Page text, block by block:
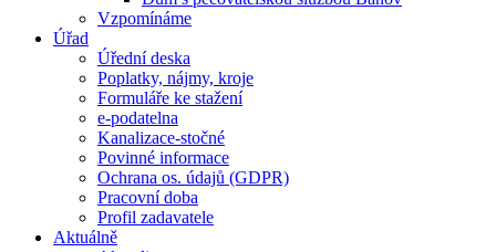
Vzpomínáme
Úřad
Úřední deska
Poplatky, nájmy, kroje
Formuláře ke stažení
e-podatelna
Kanalizace-stočné
Povinné informace
Ochrana os. údajů (GDPR)
Pracovní doba
Profil zadavatele
Aktuálně